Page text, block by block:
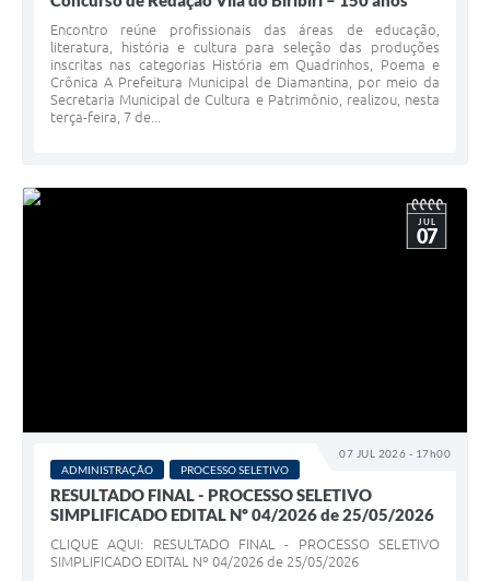
Encontro reúne profissionais das áreas de educação,
literatura, história e cultura para seleção das produções
inscritas nas categorias História em Quadrinhos, Poema e
Crônica A Prefeitura Municipal de Diamantina, por meio da
Secretaria Municipal de Cultura e Patrimônio, realizou, nesta
terça-feira, 7 de...
07 JUL 2026 - 17h00
JUL
07
ADMINISTRAÇÃO PROCESSO SELETIVO
RESULTADO FINAL - PROCESSO SELETIVO
SIMPLIFICADO EDITAL Nº 04/2026 de 25/05/2026
CLIQUE AQUI: RESULTADO FINAL - PROCESSO SELETIVO
SIMPLIFICADO EDITAL Nº 04/2026 de 25/05/2026